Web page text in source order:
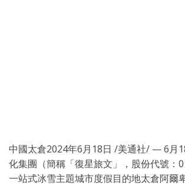
中國太倉2024年6月18日 /美通社/ — 6月
化集團（簡稱「復星旅文」，股份代號：
一站式冰雪主題城市度假目的地太倉阿爾